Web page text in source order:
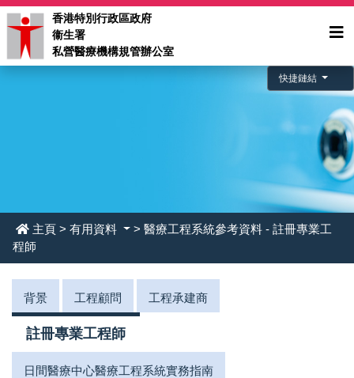
香港特別行政區政府
衞生署
私營醫療機構規管辦公室
快捷鏈結
主頁 > 有用資料
> 醫療工程系統參考資料 - 註冊專業工
程師
背景 工程顧問 工程承建商
註冊專業工程師
日間醫療中心醫療工程系統實務指南